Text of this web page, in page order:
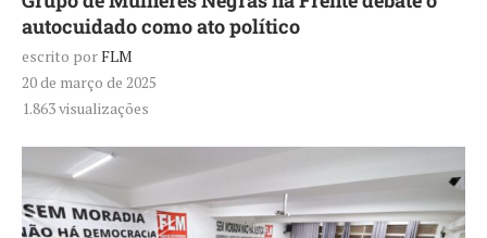
autocuidado como ato político
escrito porFLM
20 de março de 2025
1.863visualizações